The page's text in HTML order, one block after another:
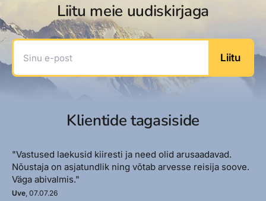
Liitu meie uudiskirjaga
Sinu e-post
Liitu
Klientide tagasiside
"Vastused laekusid kiiresti ja need olid arusaadavad.
Nõustaja on asjatundlik ning võtab arvesse reisija soove.
Väga abivalmis."
Uve, 07.07.26